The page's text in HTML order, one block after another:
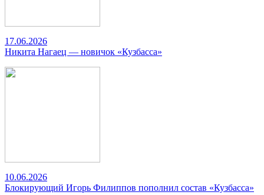
17.06.2026
Никита Нагаец — новичок «Кузбасса»
10.06.2026
Блокирующий Игорь Филиппов пополнил состав «Кузбасса»